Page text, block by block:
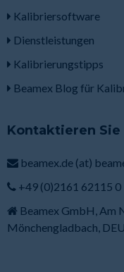
Kalibriersoftware
Dienstleistungen
Kalibrierungstipps
Beamex Blog für
Kontaktieren Sie
beamex.de (at)
+49 (0)2161 62115 0
Beamex GmbH, Am
Mönchengladbach,